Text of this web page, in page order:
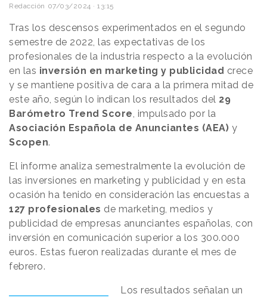
Redacción 07/03/2024 · 13:15
Tras los descensos experimentados en el segundo
semestre de 2022, las expectativas de los
profesionales de la industria respecto a la evolución
en las inversión en marketing y publicidad crece
y se mantiene positiva de cara a la primera mitad de
este año, según lo indican los resultados del 29
Barómetro Trend Score, impulsado por la
Asociación Española de Anunciantes (AEA) y
Scopen.
El informe analiza semestralmente la evolución de
las inversiones en marketing y publicidad y en esta
ocasión ha tenido en consideración las encuestas a
127 profesionales de marketing, medios y
publicidad de empresas anunciantes españolas, con
inversión en comunicación superior a los 300.000
euros. Estas fueron realizadas durante el mes de
febrero.
Los resultados señalan un